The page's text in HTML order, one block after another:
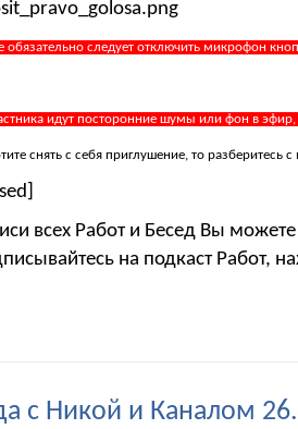
обязательно следует отключить микрофон
идут посторонние шумы или фон в
снять с себя приглушение, то
всех Работ и Бесед Вы
на подкаст Работ,
с Никой и Каналом